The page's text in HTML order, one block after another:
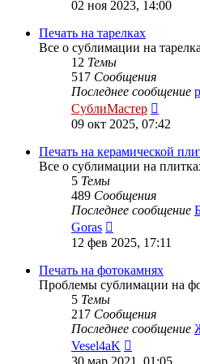
последнему
сообщению
02 ноя 2023, 14:00
Печать на тарелках
Все о сублимации на
12 Темы
517 Сообщения
Последнее сообщение
СублиМастер
к
09 окт 2025, 07:42
Печать на керамической
Все о сублимации на
5 Темы
489 Сообщения
Последнее сообщение
Goras
к
последнему
сообщению
12 фев 2025, 17:11
Печать на фотокамнях
Проблемы сублимации на
5 Темы
217 Сообщения
Последнее сообщение
Vesel4aK
к